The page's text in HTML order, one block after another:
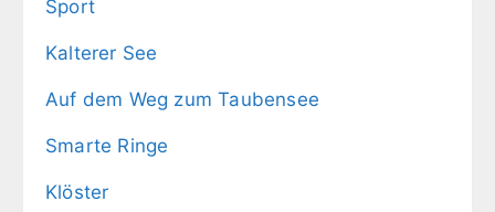
Sport
Kalterer See
Auf dem Weg zum Taubensee
Smarte Ringe
Klöster